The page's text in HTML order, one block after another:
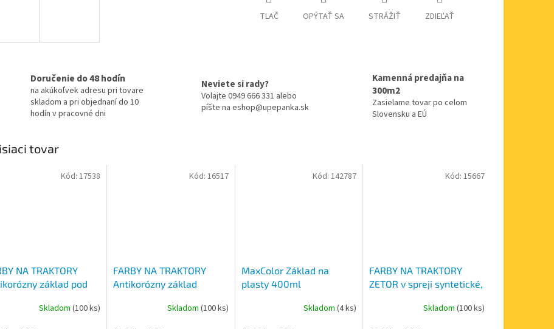
TLAČ OPÝTAŤ SA STRÁŽIŤ ZDIEĽAŤ
Doručenie do 48 hodín
na akúkoľvek adresu pri tovare
skladom a pri objednaní do 10
hodín v pracovné dni
Neviete si rady?
Volajte 0949 666 331 alebo
píšte na eshop@upepanka.sk
Kamenná predajňa na
300m2
Zasielame tovar po celom
Slovensku a EÚ
tovar
NA TRAKTORY
základ pod
Skladom (100 ks)
Kód: 17538
FARBY NA TRAKTORY
Antikorózny základ
Skladom (100 ks)
Kód: 16517
MaxColor Základ na
plasty 400ml
Skladom(4 ks)
Kód:142787
FARBY NA TRAKTORY
ZETOR v spreji syntetické,
Skladom (100 ks)
Kód: 15667